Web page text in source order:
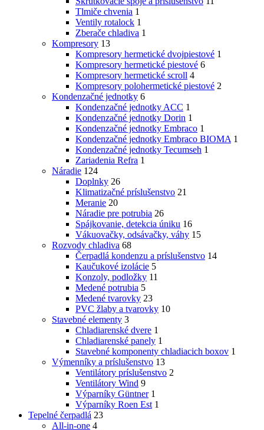
Tlmiče chvenia 1
Ventily rotalock 1
Zberače chladiva 1
Kompresory 13
Kompresory hermetické dvojpiestové 1
Kompresory hermetické piestové 6
Kompresory hermetické scroll 4
Kompresory polohermetické piestové 2
Kondenzačné jednotky 6
Kondenzačné jednotky ACC 1
Kondenzačné jednotky Dorin 1
Kondenzačné jednotky Embraco 1
Kondenzačné jednotky Embraco BIOMA 1
Kondenzačné jednotky Tecumseh 1
Zariadenia Refra 1
Náradie 124
Doplnky 26
Klimatizačné príslušenstvo 21
Meranie 20
Náradie pre potrubia 26
Spájkovanie, detekcia úniku 16
Vákuovačky, odsávačky, váhy 15
Rozvody chladiva 68
Čerpadlá kondenzu a príslušenstvo 14
Kaučukové izolácie 5
Konzoly, podložky 11
Medené potrubia 5
Medené tvarovky 23
PVC žlaby a tvarovky 10
Stavebné elementy 3
Chladiarenské dvere 1
Chladiarenské panely 1
Stavebné komponenty chladiacich boxov 1
Výmenníky a príslušenstvo 13
Ventilátory príslušenstvo 2
Ventilátory Wind 9
Výparníky Güntner 1
Výparníky Roen Est 1
Tepelné čerpadlá 23
All-in-one 4